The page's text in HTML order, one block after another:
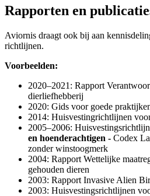
Rapporten en
Aviornis draagt ook bij aan
richtlijnen.
Voorbeelden:
2020–2021: Rapport
dierliefhebberij
2020: Gids voor goede
2014: Huisvestingrichtlijnen
2005–2006:
en hoenderachtigen - Codex
zonder winstoogmerk
2004: Rapport Wettelijke
gehouden dieren
2003: Rapport Invasive Alien
2003: Huisvestingsrichtlijnen